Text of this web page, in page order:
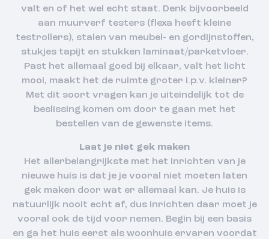
valt en of het wel echt staat. Denk bijvoorbeeld
aan muurverf testers (flexa heeft kleine
testrollers), stalen van meubel- en gordijnstoffen,
stukjes tapijt en stukken laminaat/parketvloer.
Past het allemaal goed bij elkaar, valt het licht
mooi, maakt het de ruimte groter i.p.v. kleiner?
Met dit soort vragen kan je uiteindelijk tot de
beslissing komen om door te gaan met het
bestellen van de gewenste items.
Laat je niet gek maken
Het allerbelangrijkste met het inrichten van je
nieuwe huis is dat je je vooral niet moeten laten
gek maken door wat er allemaal kan. Je huis is
natuurlijk nooit echt af, dus inrichten daar moet je
vooral ook de tijd voor nemen. Begin bij een basis
en ga het huis eerst als woonhuis ervaren voordat